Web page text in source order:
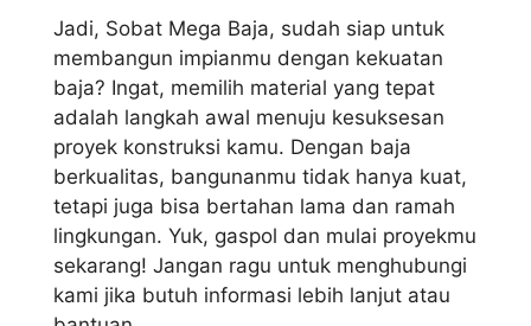
Jadi, Sobat Mega Baja, sudah siap untuk
membangun impianmu dengan kekuatan
baja? Ingat, memilih material yang tepat
adalah langkah awal menuju kesuksesan
proyek konstruksi kamu. Dengan baja
berkualitas, bangunanmu tidak hanya kuat,
tetapi juga bisa bertahan lama dan ramah
lingkungan. Yuk, gaspol dan mulai proyekmu
sekarang! Jangan ragu untuk menghubungi
kami jika butuh informasi lebih lanjut atau